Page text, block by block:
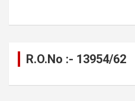
R.O.No :- 13954/62